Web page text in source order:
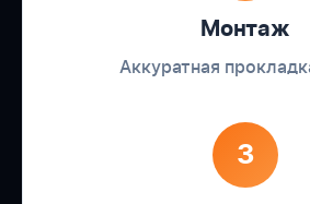
Монтаж
Аккуратная
3